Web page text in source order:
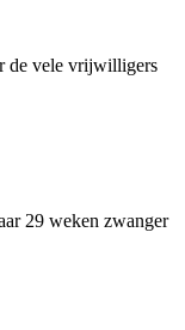
de vele vrijwilligers
29 weken zwanger